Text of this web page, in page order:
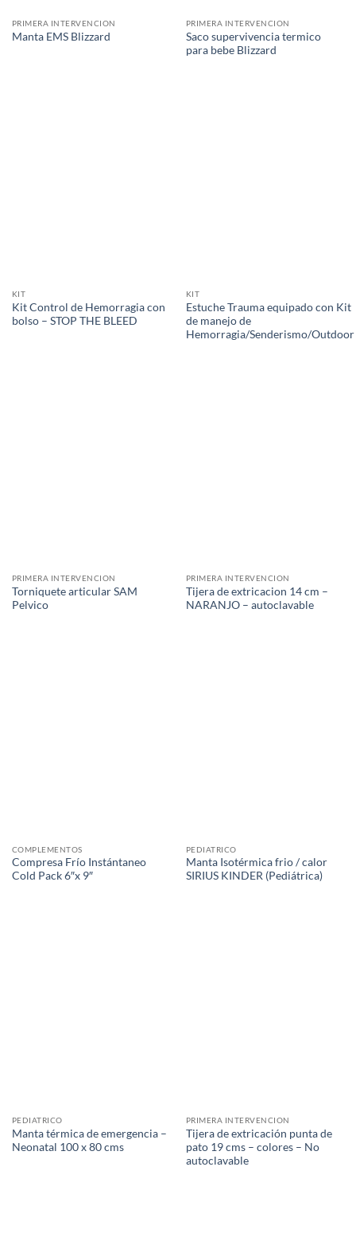
PRIMERA INTERVENCION
Manta EMS Blizzard
PRIMERA INTERVENCION
Saco supervivencia termico
para bebe Blizzard
KIT
Kit Control de Hemorragia con
bolso – STOP THE BLEED
KIT
Estuche Trauma equipado con Kit
de manejo de
Hemorragia/Senderismo/Outdoor
PRIMERA INTERVENCION
Torniquete articular SAM
Pelvico
PRIMERA INTERVENCION
Tijera de extricacion 14 cm –
NARANJO – autoclavable
COMPLEMENTOS
Compresa Frío Instántaneo
Cold Pack 6″x 9″
PEDIATRICO
Manta Isotérmica frio / calor
SIRIUS KINDER (Pediátrica)
PEDIATRICO
Manta térmica de emergencia –
Neonatal 100 x 80 cms
PRIMERA INTERVENCION
Tijera de extricación punta de
pato 19 cms – colores – No
autoclavable